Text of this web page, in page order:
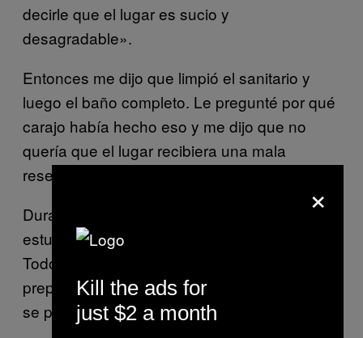
decirle que el lugar es sucio y
desagradable».
Entonces me dijo que limpió el sanitario y
luego el baño completo. Le pregunté por qué
carajo había hecho eso y me dijo que no
quería que el lugar recibiera una mala
reseña.
Durante las próximas semanas, las cosas
estuvieron espantosas en el restaurante.
Todo el mundo estaba nervioso y
preparándose para lo peor. Luego la reseña
se publicó. John lo amó.
×
Kill the ads for
just $2 a month